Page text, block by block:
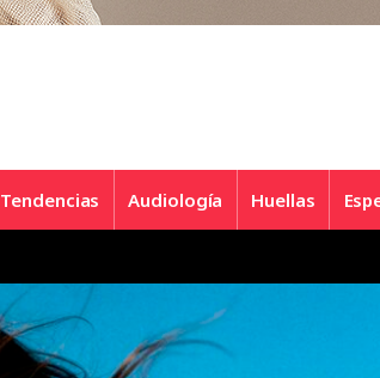
Tendencias Audiología Huellas